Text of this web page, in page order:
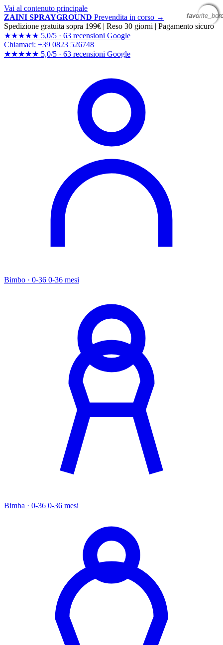
Vai al contenuto principale
ZAINI SPRAYGROUND Prevendita in corso →
Spedizione gratuita sopra 199€ | Reso 30 giorni | Pagamento sicuro
★★★★★ 5,0/5 · 63 recensioni Google
Chiamaci: +39 0823 526748
★★★★★ 5,0/5 · 63 recensioni Google
Bimbo · 0-36 0-36 mesi
Bimba · 0-36 0-36 mesi